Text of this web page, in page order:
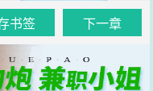
书签 下一章